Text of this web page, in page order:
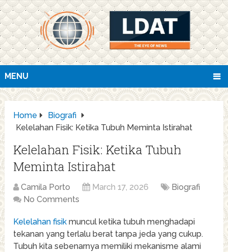
MENU
Home
Biografi
Kelelahan Fisik: Ketika Tubuh Meminta Istirahat
Kelelahan Fisik: Ketika Tubuh
Meminta Istirahat
Camila Porto March 17, 2026
Biografi
No Comments
Kelelahan fisik muncul ketika tubuh menghadapi
tekanan yang terlalu berat tanpa jeda yang cukup.
Tubuh kita sebenarnya memiliki mekanisme alami